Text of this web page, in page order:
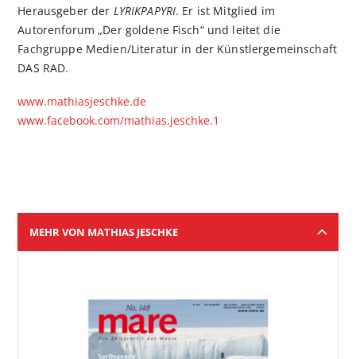
Herausgeber der LYRIKPAPYRI. Er ist Mitglied im
Autorenforum „Der goldene Fisch“ und leitet die
Fachgruppe Medien/Literatur in der Künstlergemeinschaft
DAS RAD.
www.mathiasjeschke.de
www.facebook.com/mathias.jeschke.1
MEHR VON MATHIAS JESCHKE